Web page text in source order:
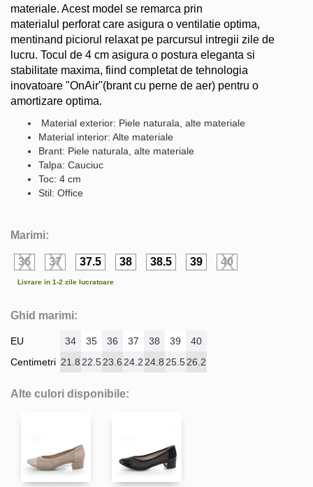
materiale. Acest model se remarca prin
materialul perforat care asigura o ventilatie optima,
mentinand piciorul relaxat pe parcursul intregii zile de
lucru. Tocul de 4 cm asigura o postura eleganta si
stabilitate maxima, fiind completat de tehnologia
inovatoare "OnAir"(brant cu perne de aer) pentru o
amortizare optima.
Material exterior: Piele naturala, alte materiale
Material interior: Alte materiale
Brant: Piele naturala, alte materiale
Talpa: Cauciuc
Toc: 4 cm
Stil: Office
Marimi:
36 37 37.5 38 38.5 39 40
Livrare in 1-2 zile lucratoare
Ghid marimi:
EU
Centimetri
34 35 36 37 38 39
40
21.8 22.523.6 24.2 24.8 25.526.2
Alte culori disponibile: